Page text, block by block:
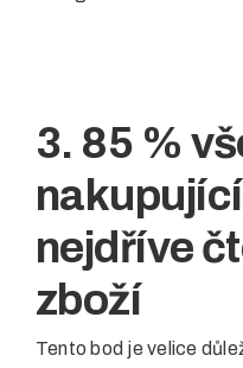
3. 85 %
nejdříve
zboží
Tento bod je velice